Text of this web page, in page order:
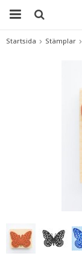
Startsida Stämplar